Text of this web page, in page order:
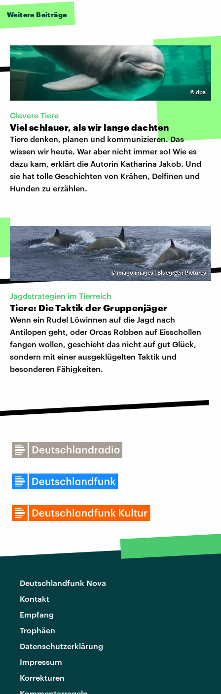
Weitere Beiträge
© dpa
Clevere Tiere
Viel schlauer, als wir lange dachten
Tiere denken, planen und kommunizieren. Das
wissen wir heute. War aber nicht immer so! Wie es
dazu kam, erklärt die Autorin Katharina Jakob. Und
sie hat tolle Geschichten von Krähen, Delfinen und
Hunden zu erzählen.
©imago images | Bluegreen Pictures
Jagdstrategien im Tierreich
Tiere: Die Taktik der Gruppenjäger
Wenn ein Rudel Löwinnen auf die Jagd nach
Antilopen geht, oder Orcas Robben auf Eisschollen
fangen wollen, geschieht das nicht auf gut Glück,
sondern mit einer ausgeklügelten Taktik und
besonderen Fähigkeiten.
Deutschlandfunk Nova
Kontakt
Empfang
Trophäen
Datenschutzerklärung
Impressum
Korrekturen